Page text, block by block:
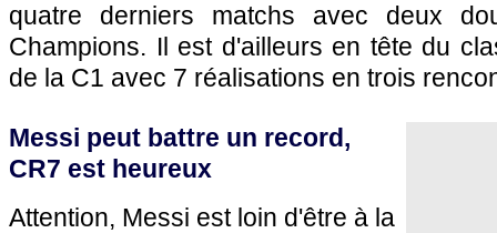
quatre derniers matchs avec deux
Champions. Il est d'ailleurs en tête du
de la C1 avec 7 réalisations en trois
Messi peut battre un record,
CR7 est heureux
Attention, Messi est loin d'être à la